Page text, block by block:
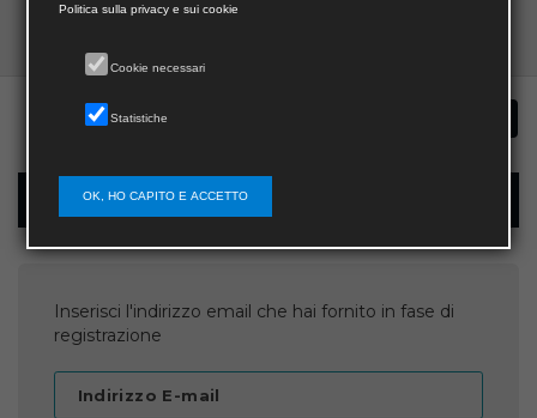
Recupera username
Inserisci l'indirizzo email che hai fornito in fase di
registrazione
Indirizzo E-mail
Politica sulla privacy e sui cookie
Cookie necessari
Statistiche
OK, HO CAPITO E ACCETTO